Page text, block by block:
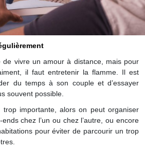
vivre un amour à distance, mais pour
il faut entretenir la flamme. Il est
du temps à son couple et d’essayer
souvent possible.
trop importante, alors on peut organiser
chez l’un ou chez l’autre, ou encore
pour éviter de parcourir un trop